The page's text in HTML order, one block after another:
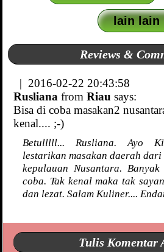
lain lain
Reviews &
| 2016-02-22 20:43:58
Rusliana from Riau says:
Bisa di coba masakan2
kenal.... ;-)
Betulllll... Rusliana. Ayo
lestarikan masakan daerah
kepulauan Nusantara.
coba. Tak kenal maka tak
dan lezat. Salam Kuliner....
Tulis Komentar